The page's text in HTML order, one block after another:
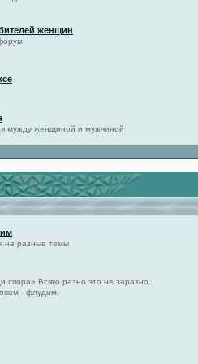
женщин
мужду женщиной и мужчиной
на разные темы
спора»,Всяко разно это не заразно.
- флудим.